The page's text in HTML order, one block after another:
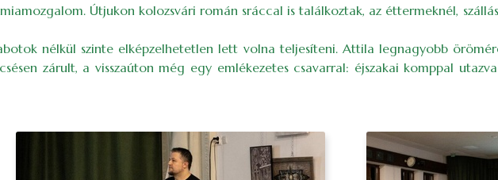
Útjukon kolozsvári román sráccal is találkoztak, az éttermeknél,
nélkül szinte elképzelhetetlen lett volna teljesíteni. Attila legnagyobb
zárult, a visszaúton még egy emlékezetes csavarral: éjszakai komppal